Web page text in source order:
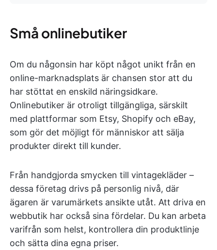
Små onlinebutiker
Om du någonsin har köpt något unikt från en
online-marknadsplats är chansen stor att du
har stöttat en enskild näringsidkare.
Onlinebutiker är otroligt tillgängliga, särskilt
med plattformar som Etsy, Shopify och eBay,
som gör det möjligt för människor att sälja
produkter direkt till kunder.
Från handgjorda smycken till vintagekläder –
dessa företag drivs på personlig nivå, där
ägaren är varumärkets ansikte utåt. Att driva en
webbutik har också sina fördelar. Du kan arbeta
varifrån som helst, kontrollera din produktlinje
och sätta dina egna priser.